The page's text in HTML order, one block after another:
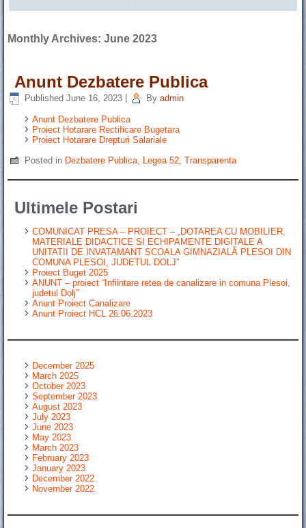
Monthly Archives:June 2023
Anunt Dezbatere Publica
Published June 16, 2023 By admin
Anunt Dezbatere Publica
Proiect Hotarare Rectificare Bugetara
Proiect Hotarare Drepturi Salariale
Posted in Dezbatere Publica Legea 52 ,Transparenta
Ultimele Postari
COMUNICAT PRESA – PROIECT – „DOTAREA CU MOBILIER,
MATERIALE DIDACTICE SI ECHIPAMENTE DIGITALE A
UNITATII DE INVATAMANT SCOALA GIMNAZIALĂ PLESOI DIN
COMUNA PLESOI, JUDETUL DOLJ”
Proiect Buget 2025
ANUNT – proiect “Infiintare retea de canalizare in comuna Plesoi,
judetul Dolj”
Anunt Proiect Canalizare
Anunt Proiect HCL 26.06.2023
December 2025
March 2025
October 2023
September 2023
August 2023
July 2023
June 2023
May 2023
March 2023
February 2023
January 2023
December 2022
November 2022